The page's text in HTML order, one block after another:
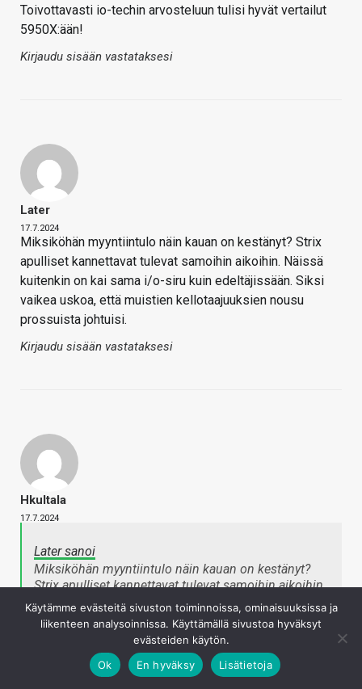
Toivottavasti io-techin arvosteluun tulisi hyvät vertailut
5950X:ään!
Kirjaudu sisään vastataksesi
Later
17.7.2024
Miksiköhän myyntiintulo näin kauan on kestänyt? Strix
apulliset kannettavat tulevat samoihin aikoihin. Näissä
kuitenkin on kai sama i/o-siru kuin edeltäjissään. Siksi
vaikea uskoa, että muistien kellotaajuuksien nousu
prossuista johtuisi.
Kirjaudu sisään vastataksesi
Hkultala
17.7.2024
Later sanoi
Miksiköhän myyntiintulo näin kauan on kestänyt?
Strix apulliset kannettavat tulevat samoihin aikoihin.
Näissä kuitenkin on kai sama i/o-siru kuin
edeltäjissään. Siksi vaikea uskoa, että muistien
kellotaajuuksien nousu prossuista johtuisi.
Napsauta laajentaaksesi…
Käytämme evästeitä sivuston toiminnoissa, ominaisuuksissa ja
liikenteen analysoinnissa. Käyttämällä sivustoa hyväksyt
evästeiden käytön.
Ok
En hyväksy Lisätietoja